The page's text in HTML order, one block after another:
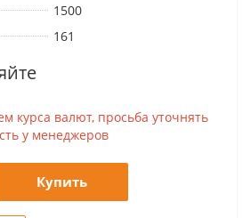
1500
161
курса валют, просьба уточнять
у менеджеров
Купить